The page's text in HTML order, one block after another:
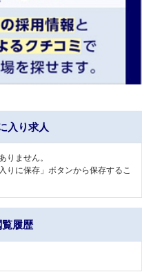
入り求人
りません。
りに保存」ボタンから保存するこ
覧履歴